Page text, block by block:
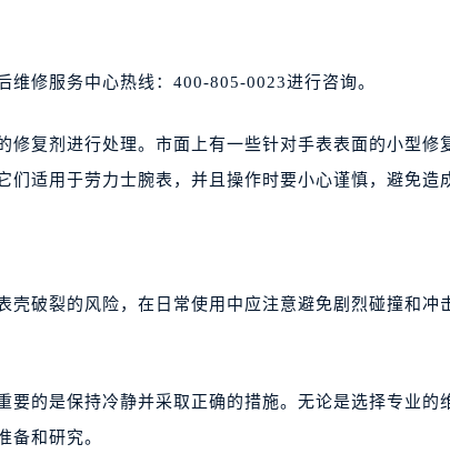
修服务中心热线：400-805-0023进行咨询。
修复剂进行处理。市面上有一些针对手表表面的小型修
适用于劳力士腕表，并且操作时要小心谨慎，避免造
壳破裂的风险，在日常使用中应注意避免剧烈碰撞和冲
要的是保持冷静并采取正确的措施。无论是选择专业的
备和研究。